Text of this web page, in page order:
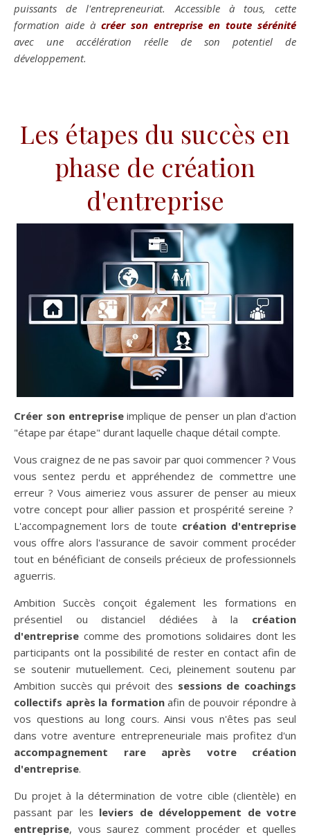
puissants de l'entrepreneuriat. Accessible à tous, cette
formation aide à créer son entreprise en toute sérénité
avec une accélération réelle de son potentiel de
développement.
Les étapes du succès en
phase de création
d'entreprise
Créer son entrepriseimplique de penser un plan d'action
"étape par étape" durant laquelle chaque détail compte.
Vous craignez de ne pas savoir par quoi commencer ? Vous
vous sentez perdu et appréhendez de commettre une
erreur ? Vous aimeriez vous assurer de penser au mieux
votre concept pour allier passion et prospérité sereine ?
L'accompagnement lors de toute création d'entreprise
vous offre alors l'assurance de savoir comment procéder
tout en bénéficiant de conseils précieux de professionnels
aguerris.
Ambition Succès conçoit également les formations en
présentiel ou distanciel dédiées à la création
d'entreprise comme des promotions solidaires dont les
participants ont la possibilité de rester en contact afin de
se soutenir mutuellement. Ceci, pleinement soutenu par
Ambition succès qui prévoit des sessions de coachings
collectifs après la formationafin de pouvoir répondre à
vos questions au long cours. Ainsi vous n'êtes pas seul
dans votre aventure entrepreneuriale mais profitez d'un
accompagnement rare après votre création
d'entreprise.
Du projet à la détermination de votre cible (clientèle) en
passant par les leviers de développement de votre
entreprise, vous saurez comment procéder et quelles